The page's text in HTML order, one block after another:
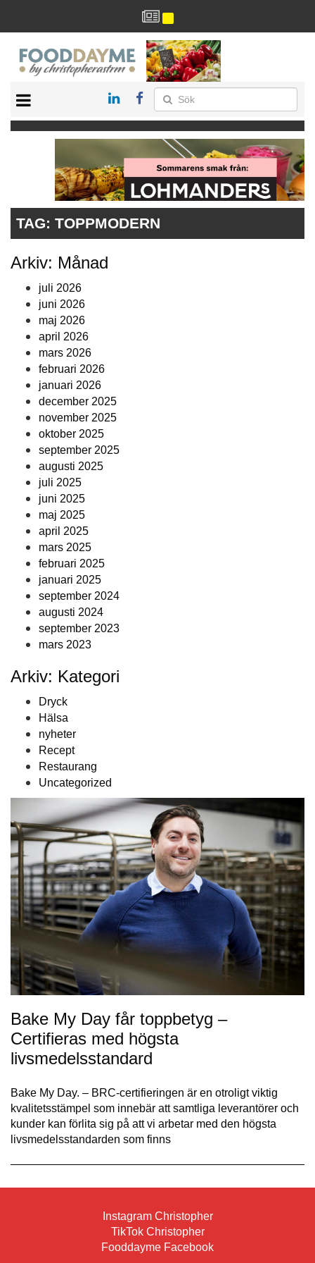
DRYCK
RECEPT
RESTAURANG
TAG: TOPPMODERN
Arkiv: Månad
juli 2026
juni 2026
maj 2026
april 2026
mars 2026
februari 2026
januari 2026
december 2025
november 2025
oktober 2025
september 2025
augusti 2025
juli 2025
juni 2025
maj 2025
april 2025
mars 2025
februari 2025
januari 2025
september 2024
augusti 2024
september 2023
mars 2023
Arkiv: Kategori
Dryck
Hälsa
nyheter
Recept
Restaurang
Uncategorized
Bake My Day får toppbetyg –
Certifieras med högsta
livsmedelsstandard
Bake My Day. – BRC-certifieringen är en otroligt viktig
kvalitetsstämpel som innebär att samtliga leverantörer och
kunder kan förlita sig på att vi arbetar med den högsta
livsmedelsstandarden som finns
Instagram Christopher
TikTok Christopher
Fooddayme Facebook